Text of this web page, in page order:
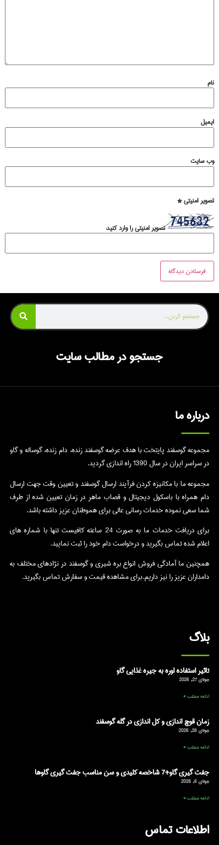
نام
ایمیل
وب‌ سایت
تصویر امنیتی*
تصویر امنیتی را وارد کنید:
جستجو در مطالب سایت
درباره ما
مجموعه گوسفند پایتخت با هدف عرضه گوسفند زنده، دام زنده، گوساله و گاو
در سراسر ایران در سال 1390 راه اندازی گردید.
مجموعه ما با مکانیزه کردن فرآیند ارسال گوسفند و تعیین وقت جهت ارسال
دام همراه با باسکول دیجیتال و قصاب ماهر در زمان تعیین شده از طرف
شما سعی نموده خدمات رسانی عالی برای هموطنان عزیز داشته باشد.
برای دریافت خدمات ما به صورت 24 ساعته کافیست تنها با شماره های
اعلام شده تماس بگیرید و درخواست دام خود را ثبت نمایید.
همچنین ما آمادگی فروش انواع بره شیری و گوسفند در نژادهای مختلف به
دامداران عزیز را نیز داریم.برای مشاهده قیمت و سفارش تماس بگیرید.
بلاگ
تاثیر استفاده اوره به جیره غذایی گاو
جولای 27, 2026
ادامه مطلب »
زمان قوچ اندازی و کل اندازی در گله گوسفند
جولای 26, 2026
ادامه مطلب »
جفت گیری گاو+7 شاخصه کلیدی و سن مناسب جفت گیری گاوها
جولای 6, 2026
ادامه مطلب »
اطلاعات تماس